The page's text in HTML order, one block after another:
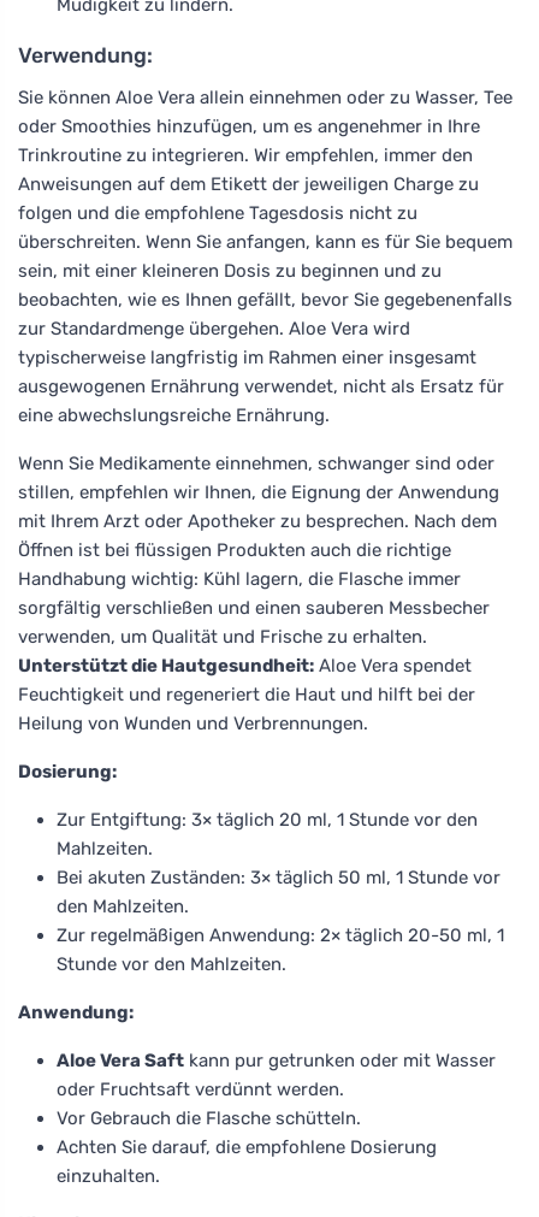
Verwendung:
Sie können Aloe Vera allein einnehmen oder zu Wasser, Tee
oder Smoothies hinzufügen, um es angenehmer in Ihre
Trinkroutine zu integrieren. Wir empfehlen, immer den
Anweisungen auf dem Etikett der jeweiligen Charge zu
folgen und die empfohlene Tagesdosis nicht zu
überschreiten. Wenn Sie anfangen, kann es für Sie bequem
sein, mit einer kleineren Dosis zu beginnen und zu
beobachten, wie es Ihnen gefällt, bevor Sie gegebenenfalls
zur Standardmenge übergehen. Aloe Vera wird
typischerweise langfristig im Rahmen einer insgesamt
ausgewogenen Ernährung verwendet, nicht als Ersatz für
eine abwechslungsreiche Ernährung.
Wenn Sie Medikamente einnehmen, schwanger sind oder
stillen, empfehlen wir Ihnen, die Eignung der Anwendung
mit Ihrem Arzt oder Apotheker zu besprechen. Nach dem
Öffnen ist bei flüssigen Produkten auch die richtige
Handhabung wichtig: Kühl lagern, die Flasche immer
sorgfältig verschließen und einen sauberen Messbecher
verwenden, um Qualität und Frische zu erhalten.
Unterstützt die Hautgesundheit: Aloe Vera spendet
Feuchtigkeit und regeneriert die Haut und hilft bei der
Heilung von Wunden und Verbrennungen.
Dosierung:
Zur Entgiftung: 3× täglich 20 ml, 1 Stunde vor den
Mahlzeiten.
Bei akuten Zuständen: 3× täglich 50 ml, 1 Stunde vor
den Mahlzeiten.
Zur regelmäßigen Anwendung: 2× täglich 20-50 ml, 1
Stunde vor den Mahlzeiten.
Anwendung:
Aloe Vera Saft kann pur getrunken oder mit Wasser
oder Fruchtsaft verdünnt werden.
Vor Gebrauch die Flasche schütteln.
Achten Sie darauf, die empfohlene Dosierung
einzuhalten.